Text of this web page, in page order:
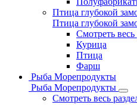
Птица глубокой
Птица глубокой
Смотреть весь
Курица
Птица
Фарш
Рыба Морепродукты
Рыба Морепродукты
Смотреть весь